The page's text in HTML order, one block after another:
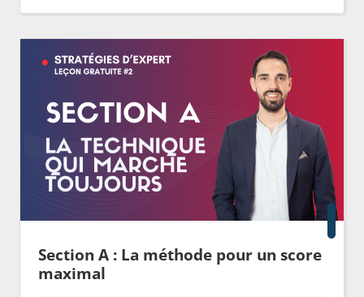
Section A : La méthode pour un score
maximal